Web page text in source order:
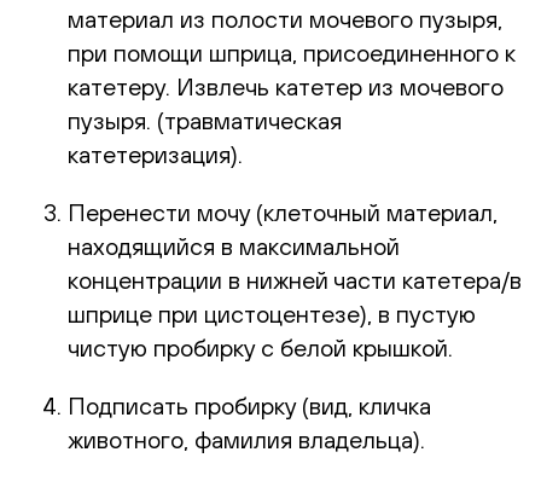
материал из полости мочевого пузыря,
при помощи шприца, присоединенного к
катетеру. Извлечь катетер из мочевого
пузыря. (травматическая
катетеризация).
Перенести мочу (клеточный материал,
находящийся в максимальной
концентрации в нижней части катетера/в
шприце при цистоцентезе), в пустую
чистую пробирку с белой крышкой.
Подписать пробирку (вид, кличка
животного, фамилия владельца).